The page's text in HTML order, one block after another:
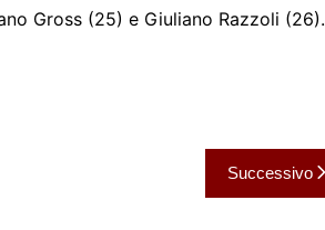
Gross (25) e Giuliano Razzoli (26).
Successivo